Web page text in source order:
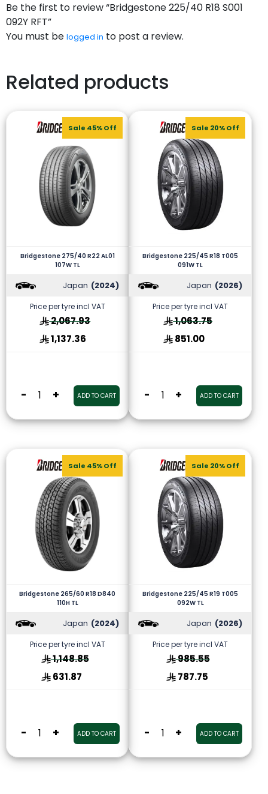
Be the first to review “Bridgestone 225/40 R18 S001
092Y RFT”
You must be logged in to post a review.
Related products
Sale 45% Off
Bridgestone 275/40 R22 AL01
107W TL
Japan (2024)
Price per tyre incl VAT
2,067.93
1,137.36
- + ADD TO CART
Sale 20% Off
Bridgestone 225/45 R18 T005
091W TL
Japan (2026)
Price per tyre incl VAT
1,063.75
851.00
- + ADD TO CART
Sale 45% Off
Bridgestone 265/60 R18 D840
110H TL
Japan (2024)
Price per tyre incl VAT
1,148.85
631.87
- + ADD TO CART
Sale 20% Off
Bridgestone 225/45 R19 T005
092W TL
Japan (2026)
Price per tyre incl VAT
985.55
787.75
- + ADD TO CART